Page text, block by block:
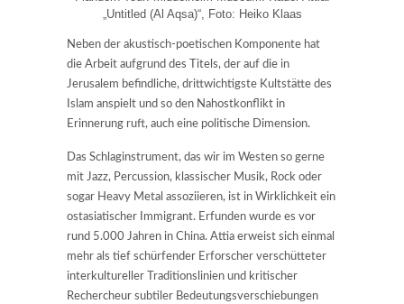
„Untitled (Al Aqsa)“, Foto: Heiko Klaas
Neben der akustisch-poetischen Komponente hat
die Arbeit aufgrund des Titels, der auf die in
Jerusalem befindliche, drittwichtigste Kultstätte des
Islam anspielt und so den Nahostkonflikt in
Erinnerung ruft, auch eine politische Dimension.
Das Schlaginstrument, das wir im Westen so gerne
mit Jazz, Percussion, klassischer Musik, Rock oder
sogar Heavy Metal assoziieren, ist in Wirklichkeit ein
ostasiatischer Immigrant. Erfunden wurde es vor
rund 5.000 Jahren in China. Attia erweist sich einmal
mehr als tief schürfender Erforscher verschütteter
interkultureller Traditionslinien und kritischer
Rechercheur subtiler Bedeutungsverschiebungen